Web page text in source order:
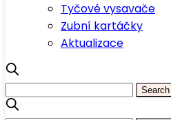
Tyčové vysavače
Zubní kartáčky
Aktualizace